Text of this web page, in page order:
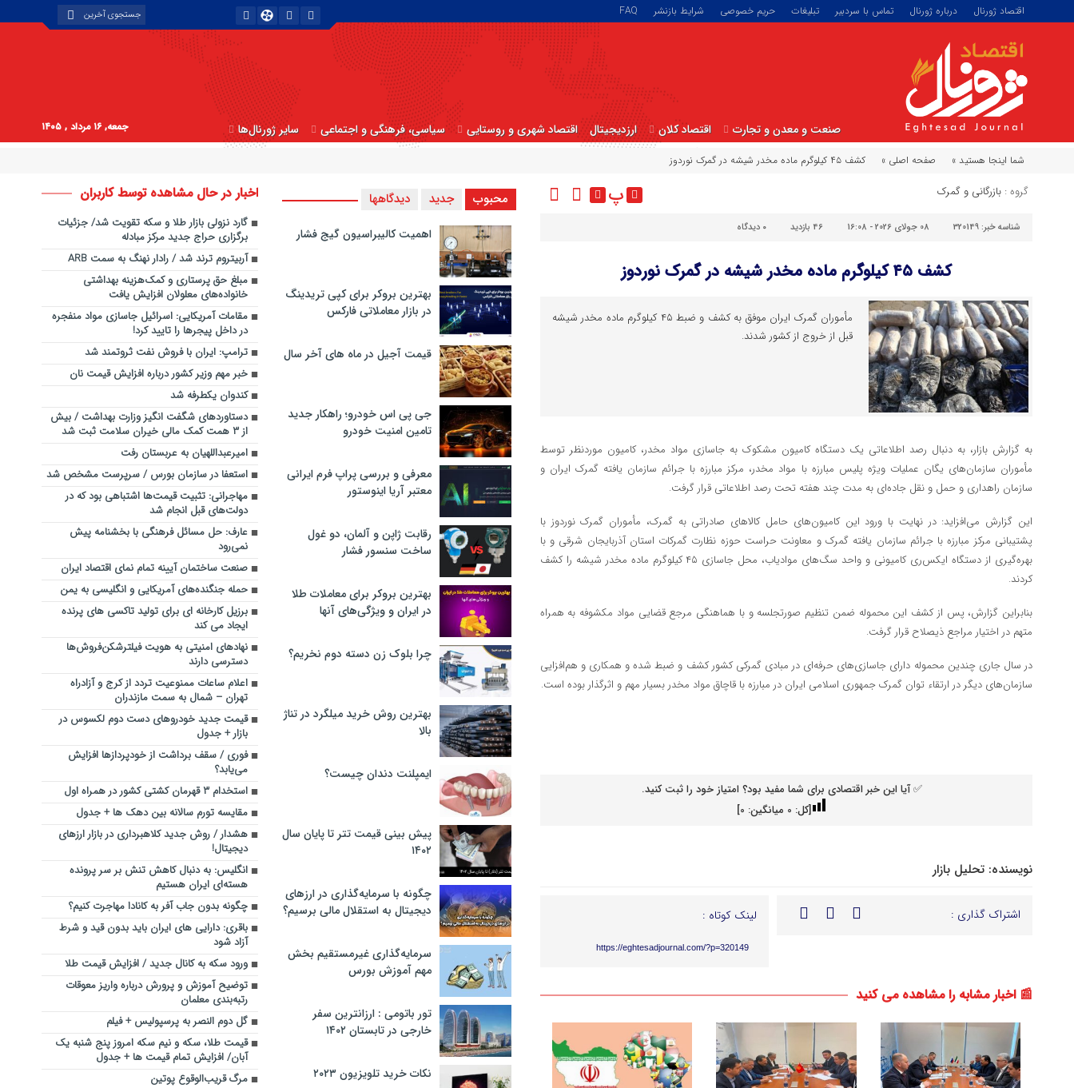
اقتصاد ژورنال درباره ژورنال تماس با سردبیر تبلیغات حریم خصوصی شرایط بازنشر FAQ
صنعت و معدن و تجارت اقتصاد کلان ارزدیجیتال اقتصاد شهری و روستایی سیاسی، فرهنگی و اجتماعی سایر ژورنال‌ها جمعه, ۱۶ مرداد , ۱۴۰۵
شما اینجا هستید » صفحه اصلی » کشف ۴۵ کیلوگرم ماده مخدر شیشه در گمرک نوردوز
گروه : بازرگانی و گمرک پ
شناسه خبر: 320149 08 جولای 2026 - 16:08 46 بازدید ۰ دیدگاه
کشف ۴۵ کیلوگرم ماده مخدر شیشه در گمرک نوردوز
مأموران گمرک ایران موفق به کشف و ضبط ۴۵ کیلوگرم ماده مخدر شیشه
قبل از خروج از کشور شدند.
به گزارش بازار، به دنبال رصد اطلاعاتی یک دستگاه کامیون مشکوک به جاسازی مواد مخدر، کامیون موردنظر توسط
مأموران سازمان‌های یگان عملیات ویژه پلیس مبارزه با مواد مخدر، مرکز مبارزه با جرائم سازمان یافته گمرک ایران و
سازمان راهداری و حمل و نقل جاده‌ای به مدت چند هفته تحت رصد اطلاعاتی قرار گرفت.
این گزارش می‌افزاید: در نهایت با ورود این کامیون‌های حامل کالاهای صادراتی به گمرک، مأموران گمرک نوردوز با
پشتیبانی مرکز مبارزه با جرائم سازمان یافته گمرک و معاونت حراست حوزه نظارت گمرکات استان آذربایجان شرقی و با
بهره‌گیری از دستگاه ایکس‌ری کامیونی و واحد سگ‌های موادیاب، محل جاسازی ۴۵ کیلوگرم ماده مخدر شیشه را کشف
کردند.
بنابراین گزارش، پس از کشف این محموله ضمن تنظیم صورتجلسه و با هماهنگی مرجع قضایی مواد مکشوفه به همراه
متهم در اختیار مراجع ذیصلاح قرار گرفت.
در سال جاری چندین محموله دارای جاسازی‌های حرفه‌ای در مبادی گمرکی کشور کشف و ضبط شده و همکاری و هم‌افزایی
سازمان‌های دیگر در ارتقاء توان گمرک جمهوری اسلامی ایران در مبارزه با قاچاق مواد مخدر بسیار مهم و اثرگذار بوده است.
✅ آیا این خبر اقتصادی برای شما مفید بود؟ امتیاز خود را ثبت کنید.
[کل: 0 میانگین: 0
]
نویسنده: تحلیل بازار
اشتراک گذاری : لینک کوتاه :
https://eghtesadjournal.com/?p=320149
📰 اخبار مشابه را مشاهده می کنید
محبوب جدید دیدگاهها
اهمیت کالیبراسیون گیج فشار
بهترین بروکر برای کپی‌ تریدینگ
در بازار معاملاتی فارکس
قیمت آجیل در ماه های آخر سال
جی پی اس خودرو؛ راهکار جدید
تامین امنیت خودرو
معرفی و بررسی پراپ فرم ایرانی
معتبر آریا اینوستور
رقابت ژاپن و آلمان، دو غول
ساخت سنسور فشار
بهترین بروکر برای معاملات طلا
در ایران و ویژگی‌های آنها
چرا بلوک زن دسته دوم نخریم؟
بهترین روش خرید میلگرد در تناژ
بالا
ایمپلنت دندان چیست؟
پیش بینی قیمت تتر تا پایان سال
۱۴۰۲
چگونه با سرمایه‌گذاری در ارزهای
دیجیتال به استقلال مالی برسیم؟
سرمایه‌گذاری غیرمستقیم بخش
مهم آموزش بورس
تور باتومی : ارزانترین سفر
خارجی در تابستان ۱۴۰۲
نکات خرید تلویزیون ۲۰۲۳
اخبار در حال مشاهده توسط کاربران
گارد نزولی بازار طلا و سکه تقویت شد/ جزئیات
برگزاری حراج جدید مرکز مبادله
آربیتروم ترند شد / رادار نهنگ به سمت ARB
مبلغ حق پرستاری و کمک‌هزینه بهداشتی
خانواده‌های معلولان افزایش یافت
مقامات آمریکایی: اسرائیل جاسازی مواد منفجره
در داخل پیجرها را تایید کرد!
ترامپ: ایران با فروش نفت ثروتمند شد
خبر مهم وزیر کشور درباره افزایش قیمت نان
کندوان یکطرفه شد
دستاوردهای شگفت انگیز وزارت بهداشت / بیش
از ۳ همت کمک مالی خیران سلامت ثبت شد
امیرعبداللهیان به عربستان رفت
استعفا در سازمان بورس / سرپرست مشخص شد
مهاجرانی: تثبیت قیمت‌ها اشتباهی بود که در
دولت‌های قبل انجام شد
عارف: حل مسائل فرهنگی با بخشنامه پیش
نمی‌رود
صنعت ساختمان آیینه تمام نمای اقتصاد ایران
حمله جنگنده‌های آمریکایی و انگلیسی به یمن
برزیل کارخانه ای برای تولید تاکسی های پرنده
ایجاد می کند
نهادهای امنیتی به هویت فیلترشکن‌فروش‌ها
دسترسی دارند
اعلام ساعات ممنوعیت تردد از کرج و آزادراه
تهران – شمال به سمت مازندران
قیمت جدید خودروهای دست دوم لکسوس در
بازار + جدول
فوری / سقف برداشت از خودپردازها افزایش
می‌یابد؟
استخدام ۳ قهرمان کشتی کشور در همراه اول
مقایسه تورم سالانه بین دهک‌ ها + جدول
هشدار / روش جدید کلاهبرداری در بازار ارزهای
دیجیتال!
انگلیس: به دنبال کاهش تنش بر سر پرونده
هسته‌ای ایران هستیم
چگونه بدون جاب آفر به کانادا مهاجرت کنیم؟
باقری: دارایی های ایران باید بدون قید و شرط
آزاد شود
ورود سکه به کانال جدید / افزایش قیمت طلا
توضیح آموزش و پرورش درباره واریز معوقات
رتبه‌بندی معلمان
گل دوم النصر به پرسپولیس + فیلم
قیمت طلا، سکه و نیم سکه امروز پنج شنبه یک
آبان/ افزایش تمام قیمت ها + جدول
مرگ قریب‌الوقوع پوتین